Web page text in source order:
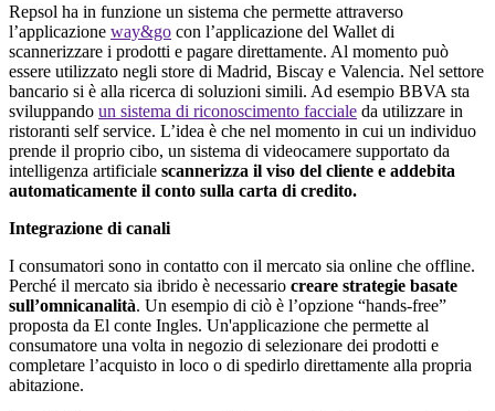
Repsol ha in funzione un sistema che permette attraverso
l’applicazione way&go con l’applicazione del Wallet di
scannerizzare i prodotti e pagare direttamente. Al momento può
essere utilizzato negli store di Madrid, Biscay e Valencia. Nel settore
bancario si è alla ricerca di soluzioni simili. Ad esempio BBVA sta
sviluppando un sistema di riconoscimento facciale da utilizzare in
ristoranti self service. L’idea è che nel momento in cui un individuo
prende il proprio cibo, un sistema di videocamere supportato da
intelligenza artificiale scannerizza il viso del cliente e addebita
automaticamente il conto sulla carta di credito.
Integrazione di canali
I consumatori sono in contatto con il mercato sia online che offline.
Perché il mercato sia ibrido è necessario creare strategie basate
sull’omnicanalità. Un esempio di ciò è l’opzione “hands-free”
proposta da El conte Ingles. Un'applicazione che permette al
consumatore una volta in negozio di selezionare dei prodotti e
completare l’acquisto in loco o di spedirlo direttamente alla propria
abitazione.